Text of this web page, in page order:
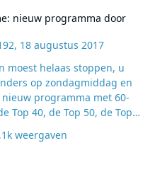
ingeving. David Garrick
Maar waarom hij dit
als a-kant op zijn single zette? Non-album tra…
nieuw programma door
, 18 augustus 2017
moest helaas stoppen, u
Top 40, de Top 50, de Top
weergaven